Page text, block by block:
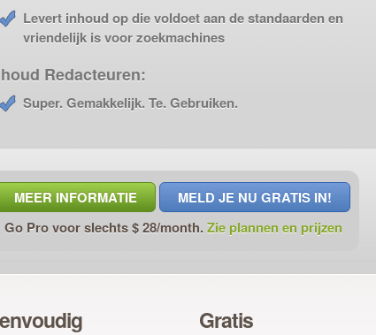
Levert inhoud op die voldoet aan de standaarden en
vriendelijk is voor zoekmachines
Redacteuren:
Super. Gemakkelijk. Te. Gebruiken.
MEER INFORMATIE
MELD JE NU GRATIS IN!
Go Pro voor slechts $ 28/month. Zie plannen en prijzen
Gratis